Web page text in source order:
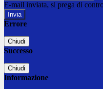
E-mail inviata, si prega di
Errore
Chiudi
Successo
Chiudi
Informazione